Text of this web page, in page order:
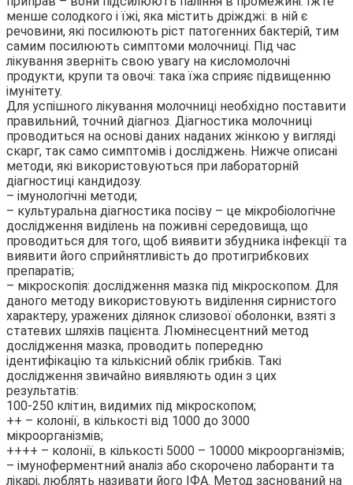
менше солодкого і їжі, яка містить дріжджі: в ній є
речовини, які посилюють ріст патогенних бактерій, тим
самим посилюють симптоми молочниці. Під час
лікування зверніть свою увагу на кисломолочні
продукти, крупи та овочі: така їжа сприяє підвищенню
імунітету.
Для успішного лікування молочниці необхідно поставити
правильний, точний діагноз. Діагностика молочниці
проводиться на основі даних наданих жінкою у вигляді
скарг, так само симптомів і досліджень. Нижче описані
методи, які використовуються при лабораторній
діагностиці кандидозу.
– імунологічні методи;
– культуральна діагностика посіву – це мікробіологічне
дослідження виділень на поживні середовища, що
проводиться для того, щоб виявити збудника інфекції та
виявити його сприйнятливість до протигрибкових
препаратів;
– мікроскопія: дослідження мазка під мікроскопом. Для
даного методу використовують виділення сирнистого
характеру, уражених ділянок слизової оболонки, взяті з
статевих шляхів пацієнта. Люмінесцентний метод
дослідження мазка, проводить попередню
ідентифікацію та кількісний облік грибків. Такі
дослідження звичайно виявляють один з цих
результатів:
100-250 клітин, видимих під мікроскопом;
++ – колонії, в кількості від 1000 до 3000
мікроорганізмів;
++++ – колонії, в кількості 5000 – 10000 мікроорганізмів;
– імуноферментний аналіз або скорочено лаборанти та
лікарі, люблять називати його ІФА. Метод заснований на